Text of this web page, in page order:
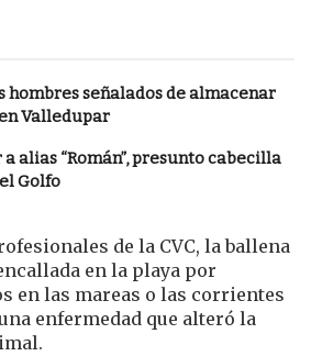
hombres señalados de almacenar
Valledupar
alias “Román”, presunto cabecilla
Golfo
de la CVC, la ballena
en la playa por
en las mareas o las corrientes
enfermedad que alteró la